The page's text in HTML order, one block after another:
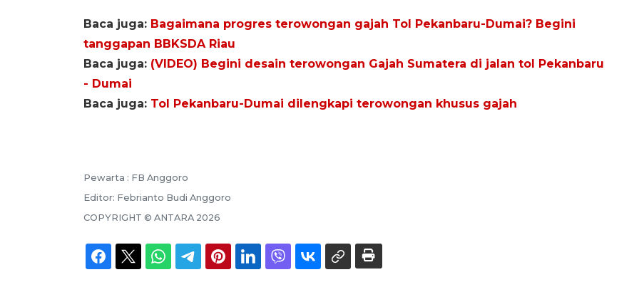
Baca juga: Bagaimana progres terowongan gajah Tol Pekanbaru-Dumai? Begini
tanggapan BBKSDA Riau
Baca juga: (VIDEO) Begini desain terowongan Gajah Sumatera di jalan tol Pekanbaru
- Dumai
Baca juga: Tol Pekanbaru-Dumai dilengkapi terowongan khusus gajah
Pewarta : FB Anggoro
Editor: Febrianto Budi Anggoro
COPYRIGHT © ANTARA 2026